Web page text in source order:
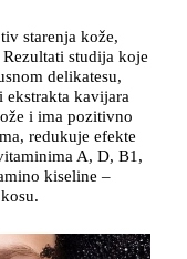
starenja kože,
studija koje
delikatesu,
ekstrakta kavijara
i ima pozitivno
redukuje efekte
A, D, B1,
kiseline –